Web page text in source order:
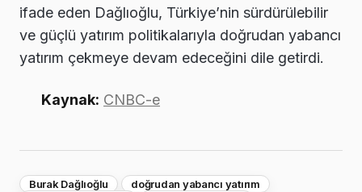
ifade eden Dağlıoğlu, Türkiye’nin sürdürülebilir
ve güçlü yatırım politikalarıyla doğrudan yabancı
yatırım çekmeye devam edeceğini dile getirdi.
Kaynak: CNBC-e
Burak Dağlıoğlu
doğrudan yabancı yatırım